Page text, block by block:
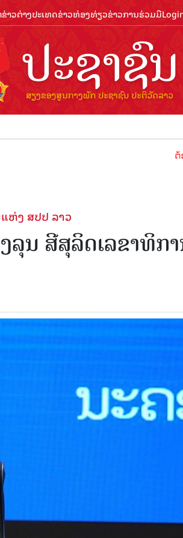
ຂ່າວຕ່າງປະເທດຂ່າວທ່ອງທ່ຽວຂ່າວການຮ່ວມມື
ຕ້ອນຮັບ
ຫ່ງ ສປປ ລາວ
ລຸນ ສີສຸລິດເລຂາທິກ